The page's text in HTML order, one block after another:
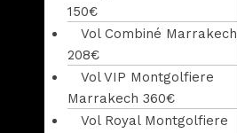
150€
Vol Combiné Marrakech
208€
Vol VIP Montgolfiere
Marrakech 360€
Vol Royal Montgolfiere